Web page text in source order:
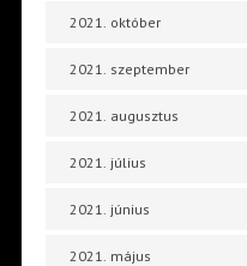
2021. október
2021. szeptember
2021. augusztus
2021. július
2021. június
2021. május